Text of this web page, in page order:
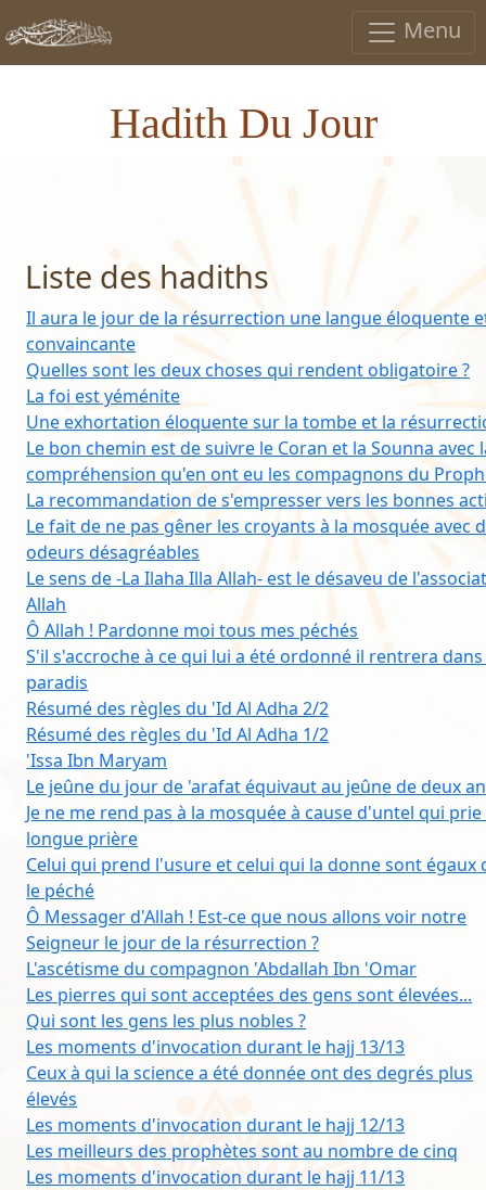
Menu
Hadith Du Jour
Liste des hadiths
Il aura le jour de la résurrection une langue éloquente
convaincante
Quelles sont les deux choses qui rendent obligatoire ?
La foi est yéménite
Une exhortation éloquente sur la tombe et la
Le bon chemin est de suivre le Coran et la Sounna avec
compréhension qu'en ont eu les compagnons du
La recommandation de s'empresser vers les bonnes
Le fait de ne pas gêner les croyants à la mosquée avec
odeurs désagréables
Le sens de -La Ilaha Illa Allah- est le désaveu de
Allah
Ô Allah ! Pardonne moi tous mes péchés
S'il s'accroche à ce qui lui a été ordonné il rentrera
paradis
Résumé des règles du 'Id Al Adha 2/2
Résumé des règles du 'Id Al Adha 1/2
'Issa Ibn Maryam
Le jeûne du jour de 'arafat équivaut au jeûne de deux
Je ne me rend pas à la mosquée à cause d'untel qui
longue prière
Celui qui prend l'usure et celui qui la donne sont égaux
le péché
Ô Messager d'Allah ! Est-ce que nous allons voir notre
Seigneur le jour de la résurrection ?
L'ascétisme du compagnon 'Abdallah Ibn 'Omar
Les pierres qui sont acceptées des gens sont élevées...
Qui sont les gens les plus nobles ?
Les moments d'invocation durant le hajj 13/13
Ceux à qui la science a été donnée ont des degrés plus
élevés
Les moments d'invocation durant le hajj 12/13
Les meilleurs des prophètes sont au nombre de cinq
Les moments d'invocation durant le hajj 11/13